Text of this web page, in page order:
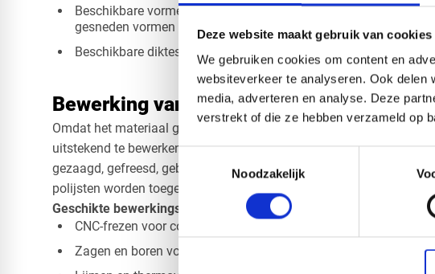
Deze website maakt gebruik van cookies
We gebruiken cookies om content en
websiteverkeer te analyseren. Ook
media, adverteren en analyse. Deze
verstrekt of die ze hebben verzameld op
Noodzakelijk
Beschikbare vormen: Vierkant, rechthoek, cirkel, ovaal,
gesneden vormen
Beschikbare diktes: 3 mm, 4 mm, 5 mm, 6 mm
Bewerking van plexiglas satijn
Omdat het materiaal gegoten en spanningsvrij is, zijn plexiglas
uitstekend te bewerken zonder risico op breuk. Het materiaal kan
gezaagd, gefreesd, geboord en verlijmd. Voor een strakke
polijsten worden toegepast, waarbij het satijneffect behouden blijft.
Geschikte bewerkingsmethoden:
CNC-frezen voor complexe vormen en contouren
Zagen en boren voor panelen of strips op maat